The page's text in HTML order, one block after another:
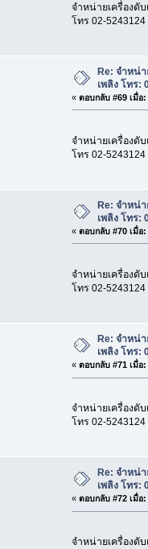
จำหน่ายเครื่องดั
โทร 02-5243124
Re: จำหน่
เพลิง โทร:
« ตอบกลับ #69 เมื่อ:
จำหน่ายเครื่องดั
โทร 02-5243124
Re: จำหน่
เพลิง โทร:
« ตอบกลับ #70 เมื่อ:
จำหน่ายเครื่องดั
โทร 02-5243124
Re: จำหน่
เพลิง โทร:
« ตอบกลับ #71 เมื่อ:
จำหน่ายเครื่องดั
โทร 02-5243124
Re: จำหน่
เพลิง โทร:
« ตอบกลับ #72 เมื่อ:
จำหน่ายเครื่องดั